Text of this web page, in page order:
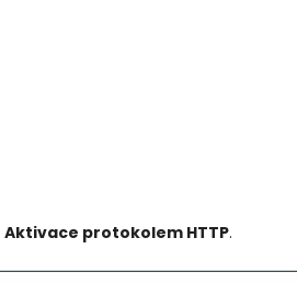
Aktivace protokolem HTTP.